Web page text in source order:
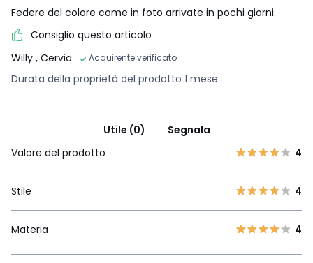
Federe del colore come in foto arrivate in pochi giorni.
Consiglio questo articolo
Willy , Cervia Acquirente verificato
Durata della proprietà del prodotto 1 mese
Utile (0)
Segnala
Valore del prodotto
4
Stile 4
Materia 4